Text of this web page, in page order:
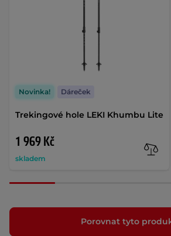
Trekingové hole LEKI Khumbu Lite
1 969 Kč
skladem
Novinka! Dáreček
Porovnat tyto